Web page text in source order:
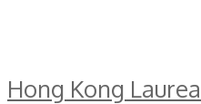
Hong Kong